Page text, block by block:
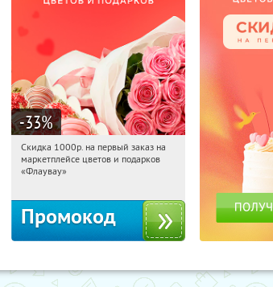
-33%
19:14:41 Получили:
Россия
Скидка 1000р. на первый заказ на
маркетплейсе цветов и подарков
«Флаувау»
Промокод